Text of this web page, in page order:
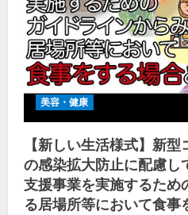
美容・健康
【新しい生活様式】新
の感染拡大防止に配慮し
支援事業を実施するため
る居場所等において食事